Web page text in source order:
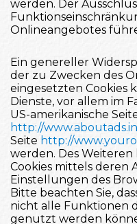
werden. Der
Onlineangebotes
Ein genereller
der zu Zwecken des
eingesetzten Cookies
Dienste, vor allem im
US-amerikanische
http://
Seite http://
werden. Des
Cookies mittels deren
Einstellungen des
Bitte beachten Sie,
nicht alle Funktionen
genutzt werden